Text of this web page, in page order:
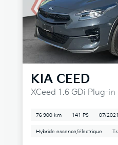
KIA CEED
XCeed 1.6 GDi Plug-
76 900 km 141 PS 07/2021
Hybride essence/électrique